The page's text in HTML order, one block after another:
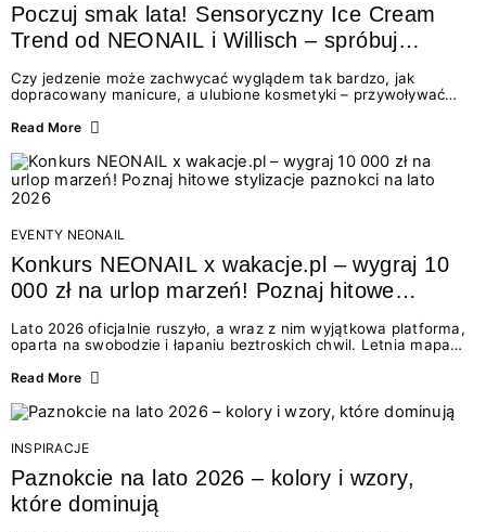
Poczuj smak lata! Sensoryczny Ice Cream
Trend od NEONAIL i Willisch – spróbuj
nowych lodów i odbierz prezent!
Czy jedzenie może zachwycać wyglądem tak bardzo, jak
dopracowany manicure, a ulubione kosmetyki – przywoływać
świata beauty i oszałamiających deserów to coś więcej niż
zmysłami: przez soczysty kolor, aksamitną teksturę,
orzeźwiający zapach i słodki akcent na podniebieniu. Tego lata
NEONAIL łączy siły z marką Willisch, tworząc unikalny projekt
na styku jedzenia i piękna....
Read More
EVENTY NEONAIL
Konkurs NEONAIL x wakacje.pl – wygraj 10
000 zł na urlop marzeń! Poznaj hitowe
Lato 2026 oficjalnie ruszyło, a wraz z nim wyjątkowa platforma,
oparta na swobodzie i łapaniu beztroskich chwil. Letnia mapa
doświadczenia wakacji – od spontanicznych wyjazdów, przez
Motywem przewodnim jest eksplorowanie i kolekcjonowanie
letnich momentów. Z tej okazji przygotowaliśmy coś absolutnie
wyjątkowego: wielki konkurs z wakacje.pl oraz dawkę
najgorętszych trendów w...
Read More
INSPIRACJE
Paznokcie na lato 2026 – kolory i wzory,
które dominują